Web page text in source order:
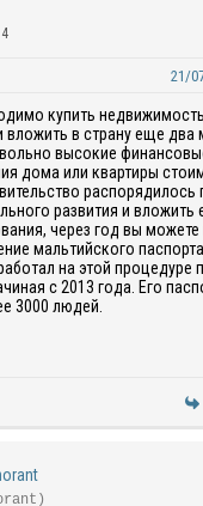
21/
купить
в страну еще два
высокие
дома или квартиры
распорядилось
развития и вложить
через год вы можете
мальтийского
на этой процедуре
с 2013 года. Его
3000 людей.